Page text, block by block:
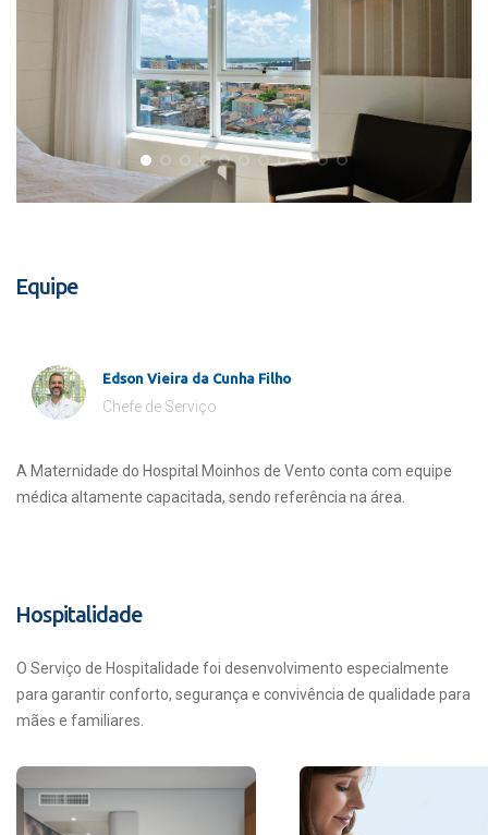
Equipe
Edson Vieira da Cunha Filho
Chefe de Serviço
A Maternidade do Hospital Moinhos de Vento conta com equipe
médica altamente capacitada, sendo referência na área.
Hospitalidade
O Serviço de Hospitalidade foi desenvolvimento especialmente
para garantir conforto, segurança e convivência de qualidade para
mães e familiares.